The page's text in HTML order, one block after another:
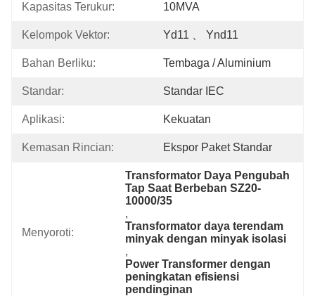
Kapasitas Terukur: 10MVA
Kelompok Vektor: Yd11 、 Ynd11
Bahan Berliku: Tembaga / Aluminium
Standar: Standar IEC
Aplikasi: Kekuatan
Kemasan Rincian: Ekspor Paket Standar
Menyoroti:
Transformator Daya Pengubah
Tap Saat Berbeban SZ20-
10000/35
,
Transformator daya terendam
minyak dengan minyak isolasi
,
Power Transformer dengan
peningkatan efisiensi
pendinginan